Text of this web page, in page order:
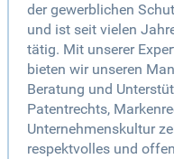
der gewerblichen
und ist seit vielen
tätig. Mit unserer
bieten wir unseren
Beratung und
Patentrechts,
Unternehmenskultur
respektvolles und